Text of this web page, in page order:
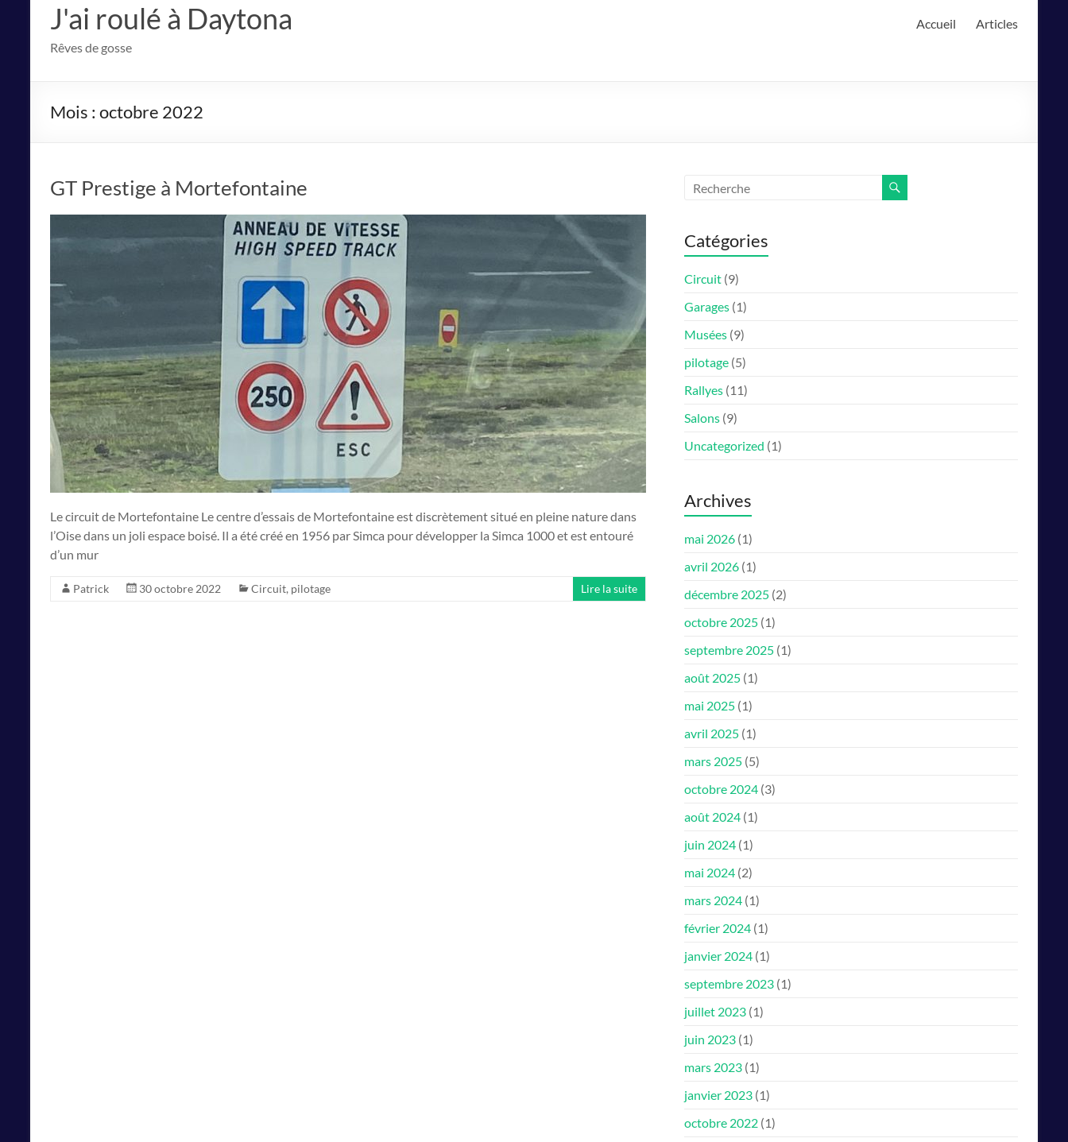
J'ai roulé à Daytona
Rêves de gosse
Accueil Articles
Mois : octobre 2022
GT Prestige à Mortefontaine
Le circuit de Mortefontaine Le centre d’essais de Mortefontaine est discrètement situé en pleine nature dans
l’Oise dans un joli espace boisé. Il a été créé en 1956 par Simca pour développer la Simca 1000 et est entouré
d’un mur
Patrick 30 octobre 2022 Circuit, pilotage Lire la suite
Catégories
Circuit (9)
Garages (1)
Musées (9)
pilotage (5)
Rallyes (11)
Salons (9)
Uncategorized (1)
Archives
mai 2026 (1)
avril 2026 (1)
décembre 2025 (2)
octobre 2025 (1)
septembre 2025 (1)
août 2025 (1)
mai 2025 (1)
avril 2025 (1)
mars 2025 (5)
octobre 2024 (3)
août 2024 (1)
juin 2024 (1)
mai 2024 (2)
mars 2024 (1)
février 2024 (1)
janvier 2024 (1)
septembre 2023 (1)
juillet 2023 (1)
juin 2023 (1)
mars 2023 (1)
janvier 2023 (1)
octobre 2022 (1)